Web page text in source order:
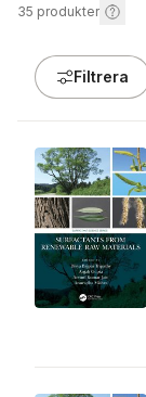
35 produkter
Filtrera